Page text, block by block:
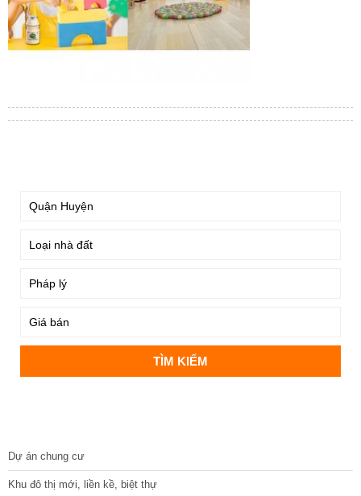
Dự án chung cư
Khu đô thị mới, liền kề, biệt thự